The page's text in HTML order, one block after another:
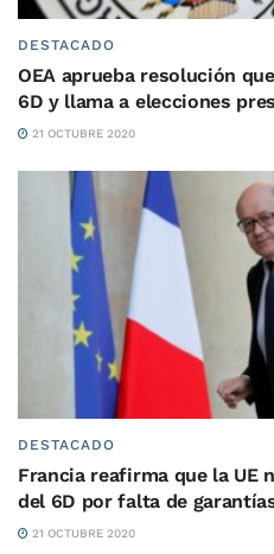
DESTACADO
OEA aprueba resolución
6D y llama a elecciones
21 OCTUBRE 2020
DESTACADO
Francia reafirma que la UE
del 6D por falta de
21 OCTUBRE 2020